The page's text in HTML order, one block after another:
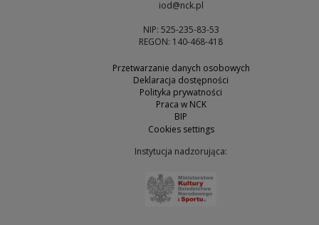
iod@nck.pl
NIP: 525-235-83-53
REGON: 140-468-418
Przetwarzanie danych osobowych
Deklaracja dostępności
Polityka prywatności
Praca w NCK
BIP
Cookies settings
Instytucja nadzorująca: